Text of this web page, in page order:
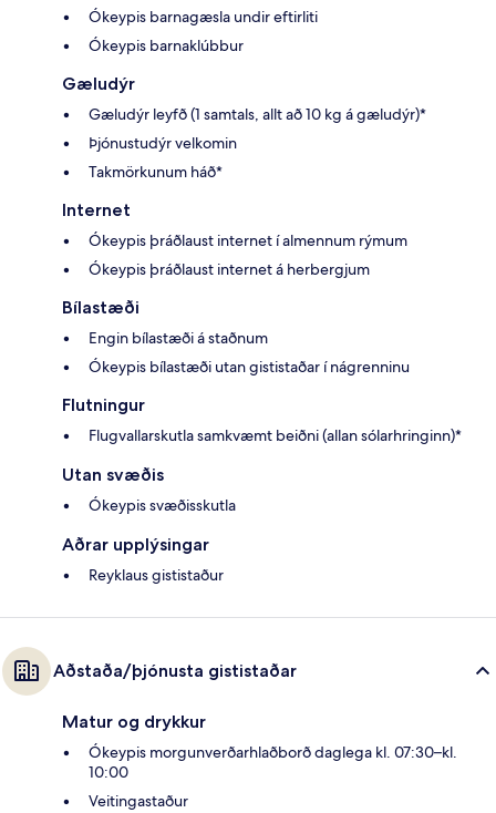
Ókeypis barnagæsla undir eftirliti
Ókeypis barnaklúbbur
Gæludýr
Gæludýr leyfð (1 samtals, allt að 10 kg á gæludýr)*
Þjónustudýr velkomin
Takmörkunum háð*
Internet
Ókeypis þráðlaust internet í almennum rýmum
Ókeypis þráðlaust internet á herbergjum
Bílastæði
Engin bílastæði á staðnum
Ókeypis bílastæði utan gististaðar í nágrenninu
Flutningur
Flugvallarskutla samkvæmt beiðni (allan sólarhringinn)*
Utan svæðis
Ókeypis svæðisskutla
Aðrar upplýsingar
Reyklaus gististaður
Aðstaða/þjónusta gististaðar
Matur og drykkur
Ókeypis morgunverðarhlaðborð daglega kl. 07:30–kl.
10:00
Veitingastaður